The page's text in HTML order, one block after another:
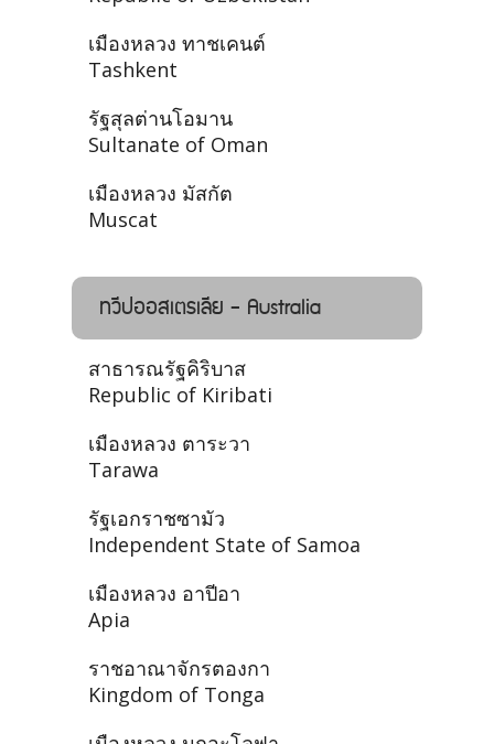
เมืองหลวง ทาชเคนต์
Tashkent
รัฐสุลต่านโอมาน
Sultanate of Oman
เมืองหลวง มัสกัต
Muscat
ทวีปออสเตรเลีย - Australia
สาธารณรัฐคิริบาส
Republic of Kiribati
เมืองหลวง ตาระวา
Tarawa
รัฐเอกราชซามัว
Independent State of Samoa
เมืองหลวง อาปีอา
Apia
ราชอาณาจักรตองกา
Kingdom of Tonga